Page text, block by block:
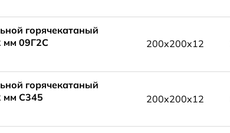
горячекатаный
мм 09Г2С
200x200x12
горячекатаный
мм С345
200x200x12